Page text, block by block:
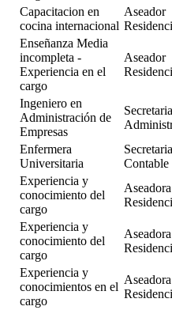
Capacitacion en
cocina internacional
Aseador
Enseñanza Media
incompleta -
Experiencia en el
cargo
Aseador
Ingeniero en
Administración de
Empresas
Secretaria
Enfermera
Universitaria
Secretaria
Contable
Experiencia y
conocimiento del
cargo
Aseadora
Experiencia y
conocimiento del
cargo
Aseadora
Experiencia y
conocimientos en el
cargo
Aseadora